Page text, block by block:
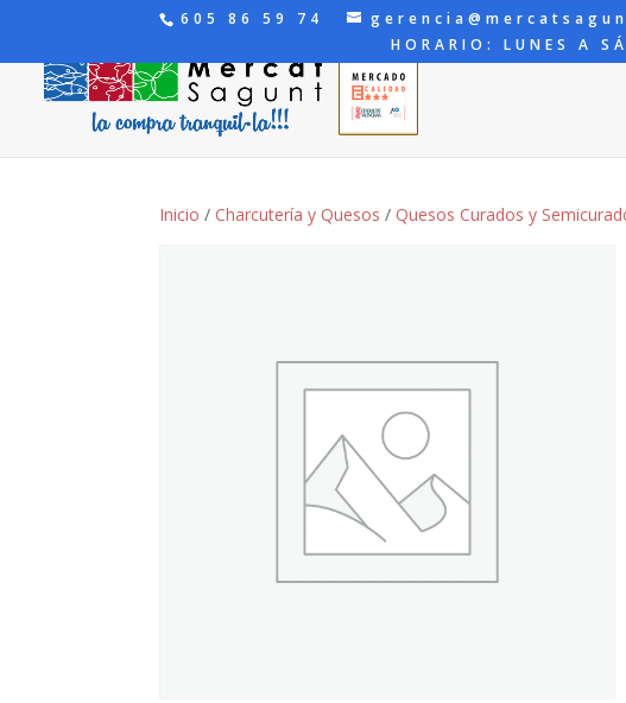
605 86 59 74
HORARIO: LUNES A
Inicio / Charcutería y Quesos / Quesos Curados y